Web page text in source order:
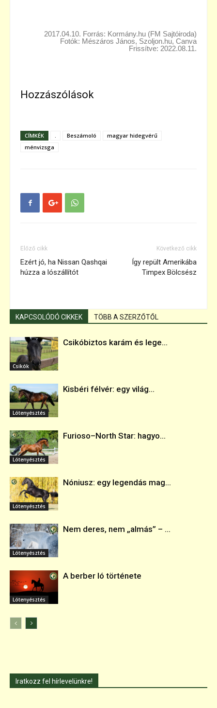
2017.04.10. Forrás: Kormány.hu (FM Sajtóiroda)
Fotók: Mészáros János, Szoljon.hu, Canva
Frissítve: 2022.08.11.
Hozzászólások
CÍMKÉK . Beszámoló
magyar hidegvérű
ménvizsga
Előző cikk
Ezért jó, ha Nissan Qashqai
húzza a lószállítót
Következő cikk
Így repült Amerikába
Timpex Bölcsész
KAPCSOLÓDÓ CIKKEK TÖBB A SZERZŐTŐL
Csikók
Csikóbiztos karám és lege...
Lótenyésztés
Kisbéri félvér: egy világ...
Lótenyésztés
Furioso–North Star: hagyo...
Lótenyésztés
Nóniusz: egy legendás mag...
Lótenyésztés
Nem deres, nem „almás” – ...
Lótenyésztés
A berber ló története
Iratkozz fel hírlevelünkre!